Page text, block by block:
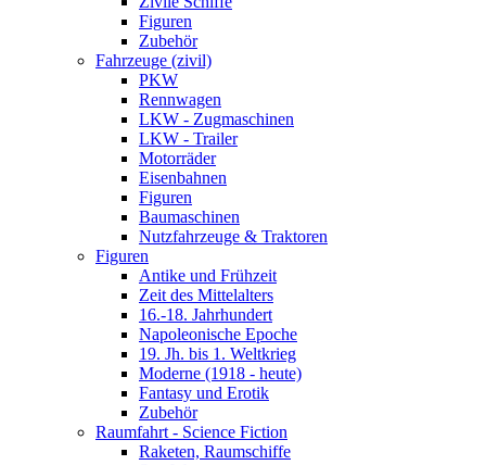
Figuren
Zubehör
Fahrzeuge (zivil)
PKW
Rennwagen
LKW - Zugmaschinen
LKW - Trailer
Motorräder
Eisenbahnen
Figuren
Baumaschinen
Nutzfahrzeuge & Traktoren
Figuren
Antike und Frühzeit
Zeit des Mittelalters
16.-18. Jahrhundert
Napoleonische Epoche
19. Jh. bis 1. Weltkrieg
Moderne (1918 - heute)
Fantasy und Erotik
Zubehör
Raumfahrt - Science Fiction
Raketen, Raumschiffe